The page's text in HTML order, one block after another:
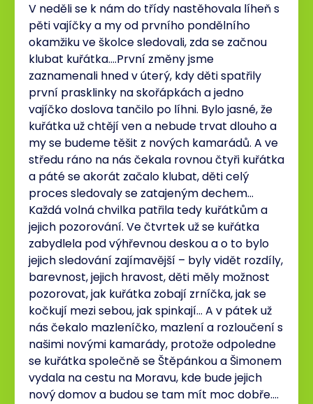
V neděli se k nám do třídy nastěhovala líheň s
pěti vajíčky a my od prvního pondělního
okamžiku ve školce sledovali, zda se začnou
klubat kuřátka….První změny jsme
zaznamenali hned v úterý, kdy děti spatřily
první prasklinky na skořápkách a jedno
vajíčko doslova tančilo po líhni. Bylo jasné, že
kuřátka už chtějí ven a nebude trvat dlouho a
my se budeme těšit z nových kamarádů. A ve
středu ráno na nás čekala rovnou čtyři kuřátka
a páté se akorát začalo klubat, děti celý
proces sledovaly se zatajeným dechem…
Každá volná chvilka patřila tedy kuřátkům a
jejich pozorování. Ve čtvrtek už se kuřátka
zabydlela pod výhřevnou deskou a o to bylo
jejich sledování zajímavější – byly vidět rozdíly,
barevnost, jejich hravost, děti měly možnost
pozorovat, jak kuřátka zobají zrníčka, jak se
kočkují mezi sebou, jak spinkají… A v pátek už
nás čekalo mazleníčko, mazlení a rozloučení s
našimi novými kamarády, protože odpoledne
se kuřátka společně se Štěpánkou a Šimonem
vydala na cestu na Moravu, kde bude jejich
nový domov a budou se tam mít moc dobře….